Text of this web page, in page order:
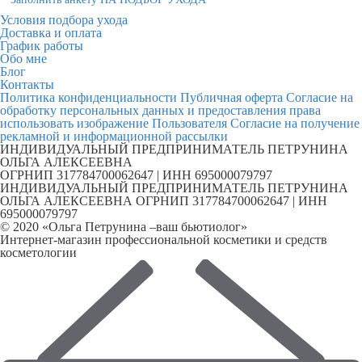
Условия подбора ухода
Доставка и оплата
График работы
Обо мне
Блог
Контакты
Политика конфиденциальности Публичная оферта Согласие на
обработку персональных данных и предоставления права
использовать изображение Пользователя Согласие на получение
рекламной и информационной рассылки
ИНДИВИДУАЛЬНЫЙ ПРЕДПРИНИМАТЕЛЬ ПЕТРУНИНА
ОЛЬГА АЛЕКСЕЕВНА
ОГРНИП 317784700062647 | ИНН 695000079797
ИНДИВИДУАЛЬНЫЙ ПРЕДПРИНИМАТЕЛЬ ПЕТРУНИНА
ОЛЬГА АЛЕКСЕЕВНА ОГРНИП 317784700062647 | ИНН
695000079797
© 2020 «Ольга Петрунина –ваш бьютиолог»
Интернет-магазин профессиональной косметики и средств
косметологии